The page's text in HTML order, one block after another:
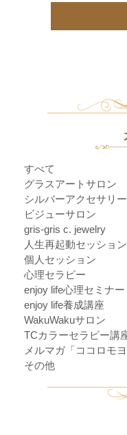
すべて
グラスアートサロン
シルバーアクセサリ
ビジューサロン
gris-gris c. jewelry
人生再起動セッション
個人セッション
心理セラピー
enjoy life心理セミナー
enjoy life養成講座
WakuWakuサロン
TCカラーセラピー講
メルマガ「ココロモ
その他